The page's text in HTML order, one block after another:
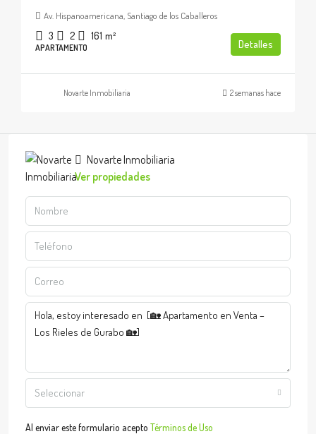
Av. Hispanoamericana, Santiago de los Caballeros
3 2 161 m²
APARTAMENTO Detalles
Novarte Inmobiliaria 2 semanas hace
Novarte Inmobiliaria
Ver propiedades
Seleccionar
Al enviar este formulario acepto Términos de Uso